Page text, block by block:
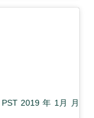
PST 2019 年 1月 月